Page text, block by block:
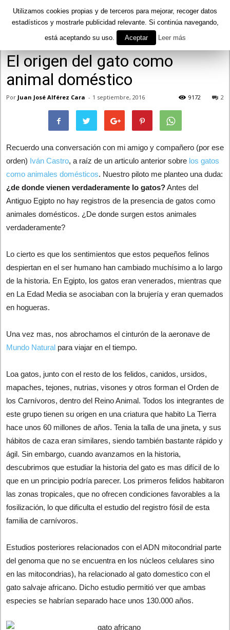
Curiosidades Mundo Natural
El origen del gato como
animal doméstico
Por Juan José Alférez Cara - 1 septiembre, 2016 2
9172
Recuerdo una conversación con mi amigo y compañero (por ese
orden) Iván Castro, a raíz de un articulo anterior sobre los gatos
como animales domésticos. Nuestro piloto me planteo una duda:
¿de donde vienen verdaderamente lo gatos?Antes del
Antiguo Egipto no hay registros de la presencia de gatos como
animales domésticos. ¿De donde surgen estos animales
verdaderamente?
Lo cierto es que los sentimientos que estos pequeños felinos
despiertan en el ser humano han cambiado muchísimo a lo largo
de la historia. En Egipto, los gatos eran venerados, mientras que
en La Edad Media se asociaban con la brujería y eran quemados
en hogueras.
Una vez mas, nos abrochamos el cinturón de la aeronave de
Mundo Natural para viajar en el tiempo.
Loa gatos, junto con el resto de los felidos, canidos, ursidos,
mapaches, tejones, nutrias, visones y otros forman el Orden de
los Carnívoros, dentro del Reino Animal. Todos los integrantes de
este grupo tienen su origen en una criatura que habito La Tierra
hace unos 60 millones de años. Tenia la talla de una jineta, y sus
hábitos de caza eran similares, siendo también bastante rápido y
ágil. Sin embargo, cuando avanzamos en la historia,
descubrimos que estudiar la historia del gato es mas difícil de lo
que en un principio podría parecer. Los primeros felidos habitaron
las zonas tropicales, que no ofrecen condiciones favorables a la
fosilización, lo que dificulta el estudio del registro fósil de esta
familia de carnívoros.
Estudios posteriores relacionados con el ADN mitocondrial parte
del genoma que no se encuentra en los núcleos celulares sino
en las mitocondrias), ha relacionado al gato domestico con el
gato salvaje africano. Dicho estudio permitió ver que ambas
especies se habrían separado hace unos 130.000 años.
Utilizamos cookies propias y de terceros para mejorar, recoger datos
estadísticos y mostrarle publicidad relevante. Si continúa navegando,
está aceptando su uso.
Aceptar Leer más